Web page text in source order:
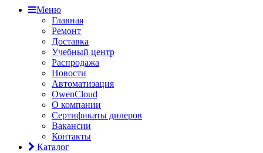
Меню
Главная
Ремонт
Доставка
Учебный центр
Распродажа
Новости
Автоматизация
OwenCloud
О компании
Сертификаты дилеров
Вакансии
Контакты
Каталог